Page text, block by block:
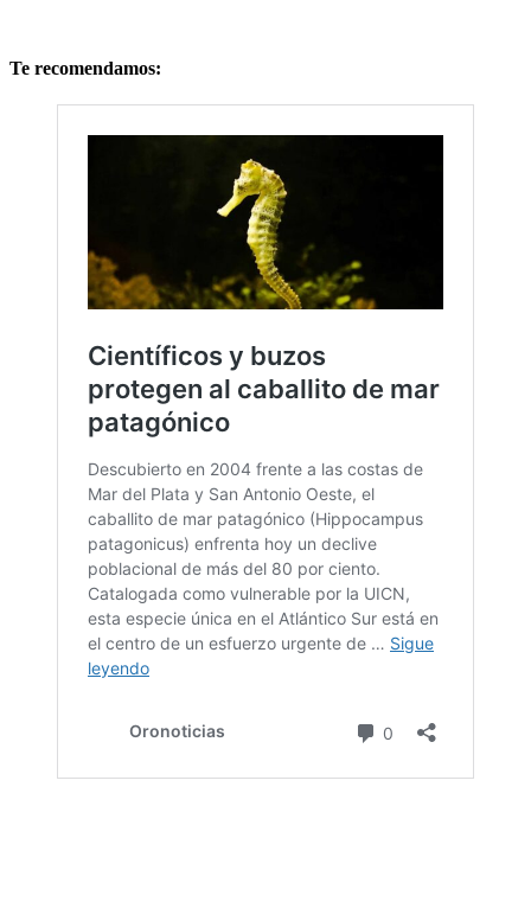
Te recomendamos: